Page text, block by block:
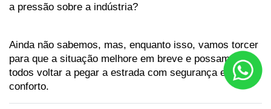
a pressão sobre a indústria?
Ainda não sabemos, mas, enquanto isso, vamos torcer
para que a situação melhore em breve e possamos
todos voltar a pegar a estrada com segurança e
conforto.